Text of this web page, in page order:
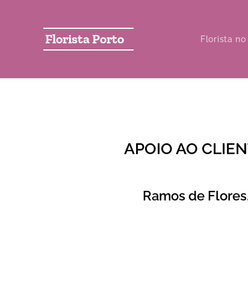
Florista Porto Florista
APOIO AO
Ramos de